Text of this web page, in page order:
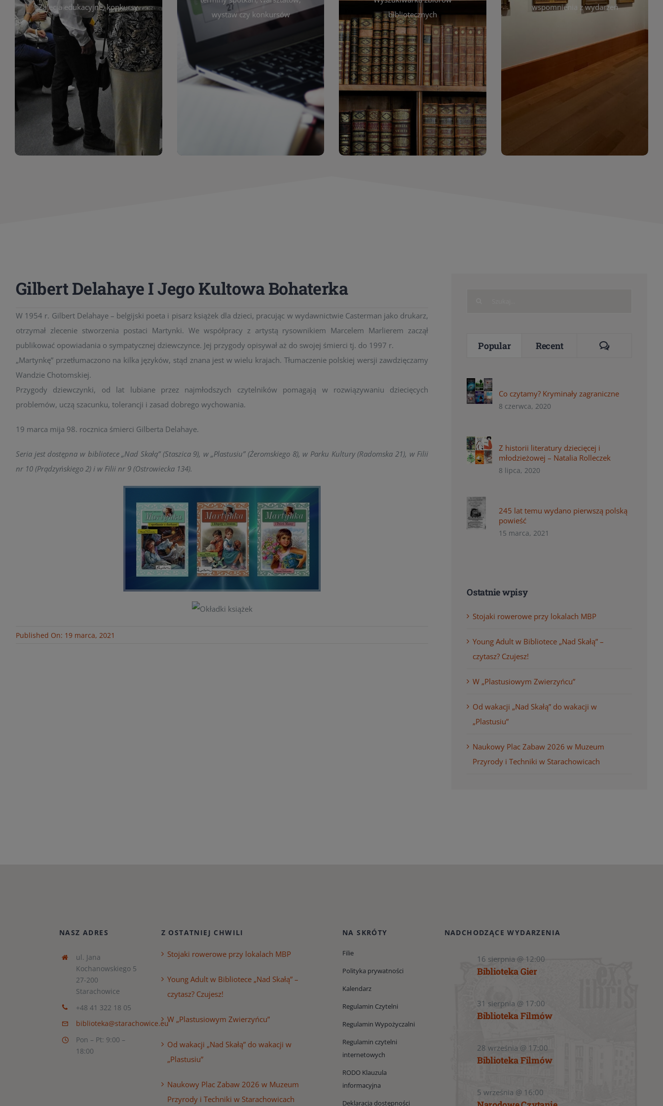
Zajęcia edukacyjne, konkursy
Wystawy
Biblioteka organizuje prezentujące
zarówno sztukę lokalnych twórców,
jak i zbiory tematyczne. W tej sekcji
znajdziesz informacje o aktualnych
ekspozycjach oraz archiwum wystaw
z poprzednich lat. Prezentowane
prace obejmują malarstwo,
wystaw czy konkursów
Cię wydarzeniach. Aktualizujemy
harmonogram na bieżąco, by zawsze
był zgodny z planem pracy biblioteki.
Zapraszamy do śledzenia i
uczestnictwa w życiu kulturalnym
miasta!
bibliotecznych
Katalog Zbiorów
Katalog online umożliwia
przeglądanie pełnej oferty
bibliotecznej – książek, czasopism,
filmów i innych materiałów. Dzięki
wyszukiwarce szybko znajdziesz
interesujące Cię pozycje według
autora, tytułu lub tematu. Możesz wspomnienia z wydarzeń
czytelników. Regularnie dodajemy
powrócić do wyjątkowych
momentów. Zapraszamy do
obejrzenia, wspominania i
inspirowania się!
Gilbert Delahaye I Jego Kultowa Bohaterka
W 1954 r. Gilbert Delahaye – belgijski poeta i pisarz książek dla dzieci, pracując w wydawnictwie Casterman jako drukarz,
otrzymał zlecenie stworzenia postaci Martynki. We współpracy z artystą rysownikiem Marcelem Marlierem zaczął
publikować opowiadania o sympatycznej dziewczynce. Jej przygody opisywał aż do swojej śmierci tj. do 1997 r.
„Martynkę” przetłumaczono na kilka języków, stąd znana jest w wielu krajach. Tłumaczenie polskiej wersji zawdzięczamy
Wandzie Chotomskiej.
Przygody dziewczynki, od lat lubiane przez najmłodszych czytelników pomagają w rozwiązywaniu dziecięcych
problemów, uczą szacunku, tolerancji i zasad dobrego wychowania.
19 marca mija 98. rocznica śmierci Gilberta Delahaye.
Seria jest dostępna w bibliotece „Nad Skałą” (Staszica 9), w „Plastusiu” (Żeromskiego 8), w Parku Kultury (Radomska 21), w Filii
nr 10 (Prądzyńskiego 2) i w Filii nr 9 (Ostrowiecka 134).
Published On: 19 marca, 2021
Popular Recent Comments
Co czytamy? Kryminały zagraniczne
8 czerwca, 2020
Z historii literatury dziecięcej i
młodzieżowej – Natalia Rolleczek
8 lipca, 2020
245 lat temu wydano pierwszą polską
powieść
15 marca, 2021
Ostatnie wpisy
Stojaki rowerowe przy lokalach MBP
Young Adult w Bibliotece „Nad Skałą” –
czytasz? Czujesz!
W „Plastusiowym Zwierzyńcu”
Od wakacji „Nad Skałą” do wakacji w
„Plastusiu”
Naukowy Plac Zabaw 2026 w Muzeum
Przyrody i Techniki w Starachowicach
NASZ ADRES
ul. Jana
Kochanowskiego 5
27-200
Starachowice
+48 41 322 18 05
biblioteka@starachowice.eu
Pon – Pt: 9:00 –
18:00
Z OSTATNIEJ CHWILI
Stojaki rowerowe przy lokalach MBP
Young Adult w Bibliotece „Nad Skałą” –
czytasz? Czujesz!
W „Plastusiowym Zwierzyńcu”
Od wakacji „Nad Skałą” do wakacji w
„Plastusiu”
Naukowy Plac Zabaw 2026 w Muzeum
Przyrody i Techniki w Starachowicach
NA SKRÓTY
Filie
Polityka prywatności
Kalendarz
Regulamin Czytelni
Regulamin Wypożyczalni
Regulamin czytelni
internetowych
RODO Klauzula
informacyjna
Deklaracja dostępności
NADCHODZĄCE WYDARZENIA
16 sierpnia @ 12:00
Biblioteka Gier
31 sierpnia @ 17:00
Biblioteka Filmów
28 września @ 17:00
Biblioteka Filmów
5 września @ 16:00